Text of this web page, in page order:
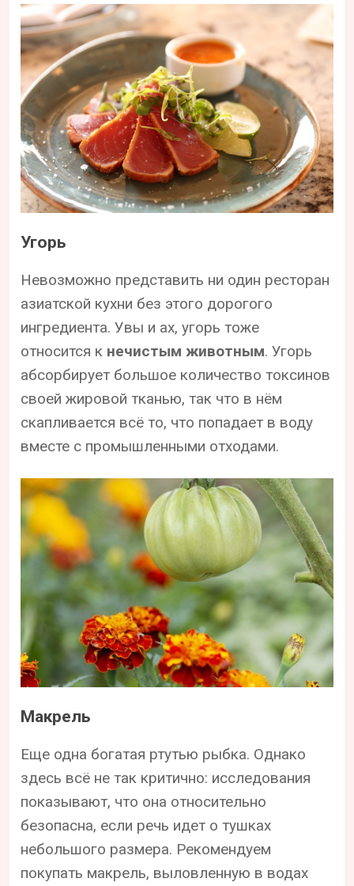
Угорь
Невозможно представить ни один ресторан
азиатской кухни без этого дорогого
ингредиента. Увы и ах, угорь тоже
относится к нечистым животным. Угорь
абсорбирует большое количество токсинов
своей жировой тканью, так что в нём
скапливается всё то, что попадает в воду
вместе с промышленными отходами.
Макрель
Еще одна богатая ртутью рыбка. Однако
здесь всё не так критично: исследования
показывают, что она относительно
безопасна, если речь идет о тушках
небольшого размера. Рекомендуем
покупать макрель, выловленную в водах